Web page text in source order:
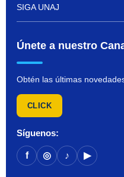
SIGA UNAJ
Únete a nuestro
Obtén las últimas
CLICK
Síguenos:
f ◎ ♪ ▶